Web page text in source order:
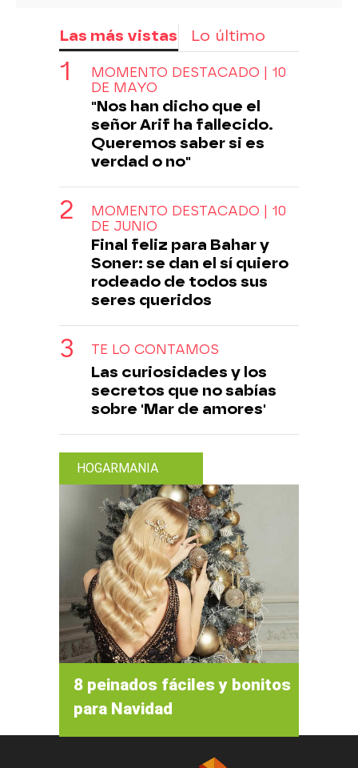
Las más vistas Lo último
MOMENTO DESTACADO | 10
DE MAYO
"Nos han dicho que el
señor Arif ha fallecido.
Queremos saber si es
verdad o no"
MOMENTO DESTACADO | 10
DE JUNIO
Final feliz para Bahar y
Soner: se dan el sí quiero
rodeado de todos sus
seres queridos
TE LO CONTAMOS
Las curiosidades y los
secretos que no sabías
sobre 'Mar de amores'
HOGARMANIA
8 peinados fáciles y bonitos
para Navidad